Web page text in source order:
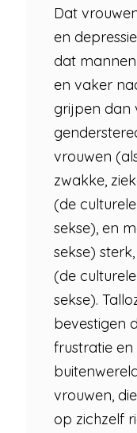
Dat
en
dat
en vaker
grijpen dan
vrouwen
zwakke,
(de
sekse), en
sekse)
(de
sekse).
bevestigen
frustratie
vrouwen,
op zichzelf